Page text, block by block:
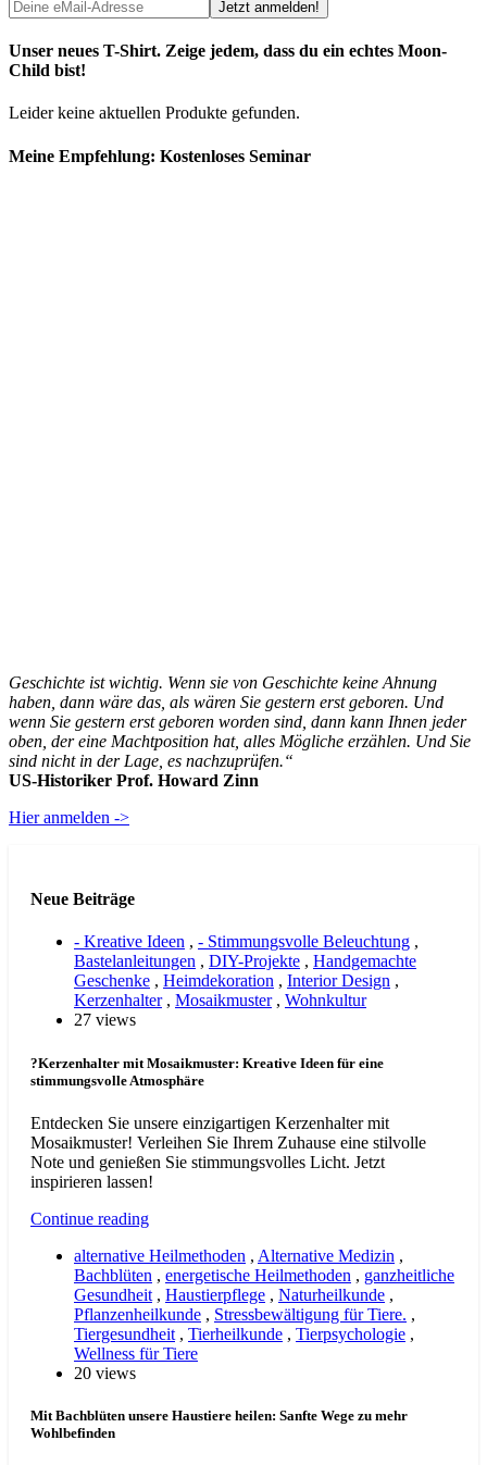
Unser neues T-Shirt. Zeige jedem, dass du ein echtes Moon-
Child bist!
Leider keine aktuellen Produkte gefunden.
Meine Empfehlung: Kostenloses Seminar
Geschichte ist wichtig. Wenn sie von Geschichte keine Ahnung
haben, dann wäre das, als wären Sie gestern erst geboren. Und
wenn Sie gestern erst geboren worden sind, dann kann Ihnen jeder
oben, der eine Machtposition hat, alles Mögliche erzählen. Und Sie
sind nicht in der Lage, es nachzuprüfen.“
US-Historiker Prof. Howard Zinn
Hier anmelden ->
Neue Beiträge
- Kreative Ideen , - Stimmungsvolle Beleuchtung ,
Bastelanleitungen , DIY-Projekte , Handgemachte
Geschenke , Heimdekoration , Interior Design ,
Kerzenhalter, Mosaikmuster, Wohnkultur
27 views
?Kerzenhalter mit Mosaikmuster: Kreative Ideen für eine
stimmungsvolle Atmosphäre
Entdecken Sie unsere einzigartigen Kerzenhalter mit
Mosaikmuster! Verleihen Sie Ihrem Zuhause eine stilvolle
Note und genießen Sie stimmungsvolles Licht. Jetzt
inspirieren lassen!
Continue reading
alternative Heilmethoden , Alternative Medizin ,
Bachblüten , energetische Heilmethoden , ganzheitliche
Gesundheit , Haustierpflege , Naturheilkunde ,
Pflanzenheilkunde , Stressbewältigung für Tiere. ,
Tiergesundheit , Tierheilkunde , Tierpsychologie ,
Wellness für Tiere
20 views
Mit Bachblüten unsere Haustiere heilen: Sanfte Wege zu mehr
Wohlbefinden